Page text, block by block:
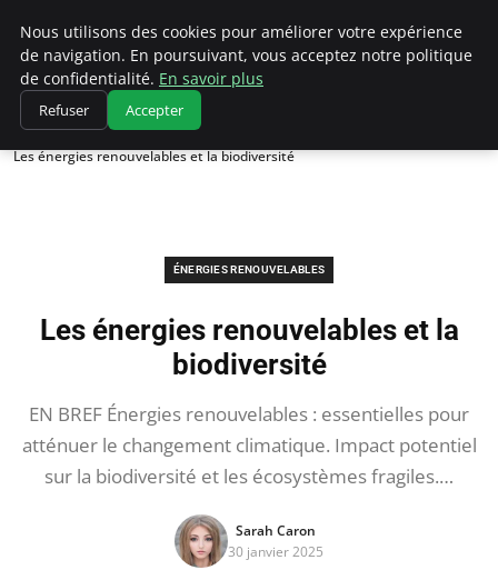
Climatedebtagents
Accueil
Énergies Renouvelables
Les énergies renouvelables et la biodiversité
ÉNERGIES RENOUVELABLES
Les énergies renouvelables et la
biodiversité
EN BREF Énergies renouvelables : essentielles pour
atténuer le changement climatique. Impact potentiel
sur la biodiversité et les écosystèmes fragiles.…
Sarah Caron
30 janvier 2025
Nous utilisons des cookies pour améliorer votre expérience
de navigation. En poursuivant, vous acceptez notre politique
de confidentialité. En savoir plus
Refuser Accepter